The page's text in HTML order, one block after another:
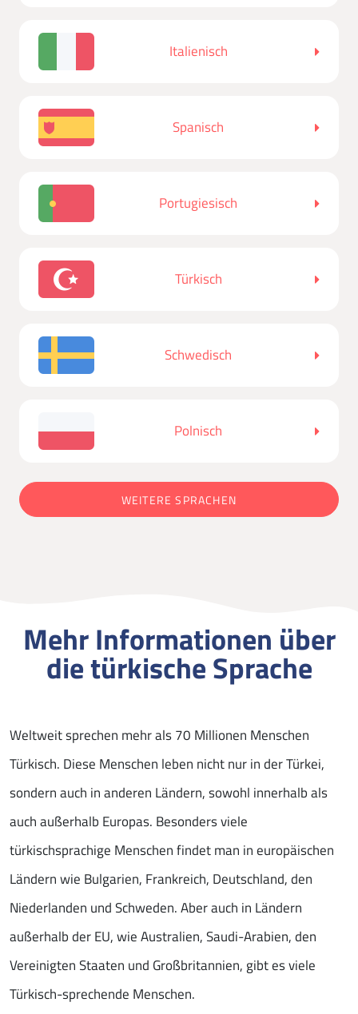
Italienisch
Spanisch
Portugiesisch
Türkisch
Schwedisch
Polnisch
WEITERE SPRACHEN
Mehr Informationen über
die türkische Sprache
Weltweit sprechen mehr als 70 Millionen Menschen
Türkisch. Diese Menschen leben nicht nur in der Türkei,
sondern auch in anderen Ländern, sowohl innerhalb als
auch außerhalb Europas. Besonders viele
türkischsprachige Menschen findet man in europäischen
Ländern wie Bulgarien, Frankreich, Deutschland, den
Niederlanden und Schweden. Aber auch in Ländern
außerhalb der EU, wie Australien, Saudi-Arabien, den
Vereinigten Staaten und Großbritannien, gibt es viele
Türkisch-sprechende Menschen.